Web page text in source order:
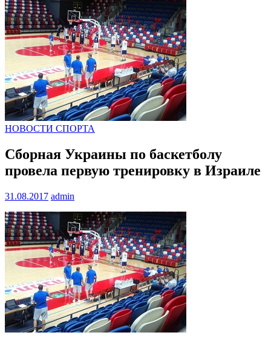
НОВОСТИ СПОРТА
Сборная Украины по баскетболу
провела первую тренировку в Израиле
31.08.2017 admin